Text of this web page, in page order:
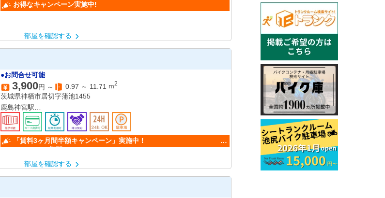
お得なキャンペーン実施中!
部屋を確認する
●お問合せ可能
3,900円 ～ 0.97 ～ 11.71 m2
茨城県神栖市居切字蒲池1455
鹿島神宮駅
延方駅
「賃料3ヶ月間半額キャンペーン」実施中！
部屋を確認する